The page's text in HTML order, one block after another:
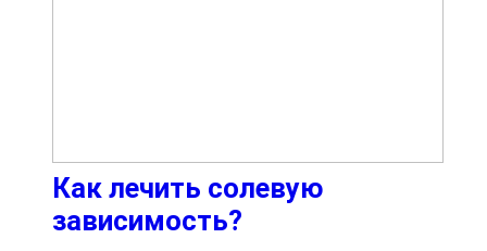
Как лечить солевую
зависимость?